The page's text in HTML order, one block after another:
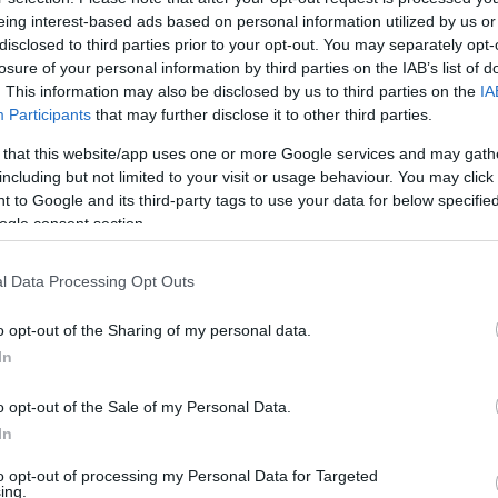
interest-based ads based on personal information utilized by us
to third parties prior to your opt-out. You may separately
of your personal information by third parties on the IAB’s list of
This information may also be disclosed by us to third parties on the
Participants that may further disclose it to other third parties.
that this website/app uses one or more Google services and may
but not limited to your visit or usage behaviour. You may
to Google and its third-party tags to use your data for below
consent section.
Data Processing Opt Outs
opt-out of the Sharing of my personal data.
opt-out of the Sale of my Personal Data.
opt-out of processing my Personal Data for Targeted
το 2021 οι αιτίες των περισσότερων θανάτων
ουσίες αυτές αυξάνει τον κίνδυνο καρδιαγγειακών
στην κατανάλωση ανθυγιεινών τροφίμων όχι μόνο
που αυξάνει τους κινδύνους μόλυνσης, και εξαιτίας
πιο δύσκολο να αντιμετωπιστούν», σημείωσε η Γιούκι
των τροφίμων.
Οργανισμός Υγείας, μέρος του συστήματος του
μολυσμένων τροφίμων προκαλούν
δισεκατομμυρίων δολαρίων.
για τη δημόσια υγεία, όμως μέχρι τώρα, δεν
κόστους τους. Αυτές οι νέες εκτιμήσεις